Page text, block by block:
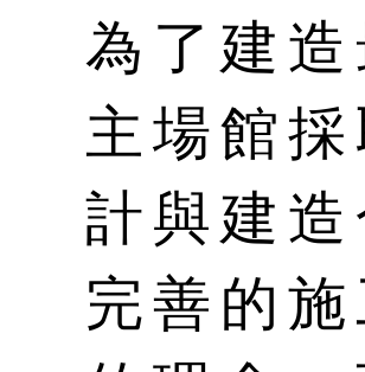
為了建
主場館
計與建
完善的